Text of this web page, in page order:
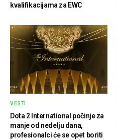
kvalifikacijama za EWC
VESTI
Dota 2 International počinje za
manje od nedelju dana,
profesionalci će se opet boriti